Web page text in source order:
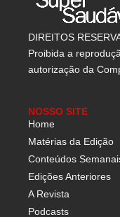
DIREITOS
Proibida a
autorização da
NOSSO SITE
Home
Matérias da Edição
Conteúdos
Edições Anteriores
A Revista
Podcasts